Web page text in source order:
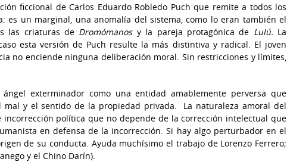
ficcional de Carlos Eduardo Robledo Puch que remite a todos los
es un marginal, una anomalía del sistema, como lo eran también el
las criaturas de Dromómanos y la pareja protagónica de Lulú. La
esta versión de Puch resulte la más distintiva y radical. El joven
no enciende ninguna deliberación moral. Sin restricciones y límites,
exterminador como una entidad amablemente perversa que
mal y el sentido de la propiedad privada. La naturaleza amoral del
incorrección política que no depende de la corrección intelectual que
en defensa de la incorrección. Si hay algo perturbador en el
de su conducta. Ayuda muchísimo el trabajo de Lorenzo Ferrero;
y el Chino Darín).